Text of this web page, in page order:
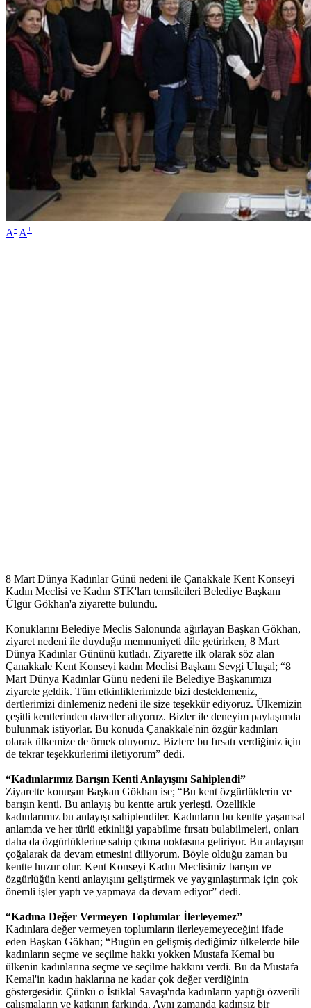
A- A+
8 Mart Dünya Kadınlar Günü nedeni ile Çanakkale Kent Konseyi
Kadın Meclisi ve Kadın STK'ları temsilcileri Belediye Başkanı
Ülgür Gökhan'a ziyarette bulundu.
Konuklarını Belediye Meclis Salonunda ağırlayan Başkan Gökhan,
ziyaret nedeni ile duyduğu memnuniyeti dile getirirken, 8 Mart
Dünya Kadınlar Gününü kutladı. Ziyarette ilk olarak söz alan
Çanakkale Kent Konseyi kadın Meclisi Başkanı Sevgi Uluşal; “8
Mart Dünya Kadınlar Günü nedeni ile Belediye Başkanımızı
ziyarete geldik. Tüm etkinliklerimizde bizi desteklemeniz,
dertlerimizi dinlemeniz nedeni ile size teşekkür ediyoruz. Ülkemizin
çeşitli kentlerinden davetler alıyoruz. Bizler ile deneyim paylaşımda
bulunmak istiyorlar. Bu konuda Çanakkale'nin özgür kadınları
olarak ülkemize de örnek oluyoruz. Bizlere bu fırsatı verdiğiniz için
de tekrar teşekkürlerimi iletiyorum” dedi.
“Kadınlarımız Barışın Kenti Anlayışını Sahiplendi”
Ziyarette konuşan Başkan Gökhan ise; “Bu kent özgürlüklerin ve
barışın kenti. Bu anlayış bu kentte artık yerleşti. Özellikle
kadınlarımız bu anlayışı sahiplendiler. Kadınların bu kentte yaşamsal
anlamda ve her türlü etkinliği yapabilme fırsatı bulabilmeleri, onları
daha da özgürlüklerine sahip çıkma noktasına getiriyor. Bu anlayışın
çoğalarak da devam etmesini diliyorum. Böyle olduğu zaman bu
kentte huzur olur. Kent Konseyi Kadın Meclisimiz barışın ve
özgürlüğün kenti anlayışını geliştirmek ve yaygınlaştırmak için çok
önemli işler yaptı ve yapmaya da devam ediyor” dedi.
“Kadına Değer Vermeyen Toplumlar İlerleyemez”
Kadınlara değer vermeyen toplumların ilerleyemeyeceğini ifade
eden Başkan Gökhan; “Bugün en gelişmiş dediğimiz ülkelerde bile
kadınların seçme ve seçilme hakkı yokken Mustafa Kemal bu
ülkenin kadınlarına seçme ve seçilme hakkını verdi. Bu da Mustafa
Kemal'in kadın haklarına ne kadar çok değer verdiğinin
göstergesidir. Çünkü o İstiklal Savaşı'nda kadınların yaptığı özverili
çalışmaların ve katkının farkında. Aynı zamanda kadınsız bir